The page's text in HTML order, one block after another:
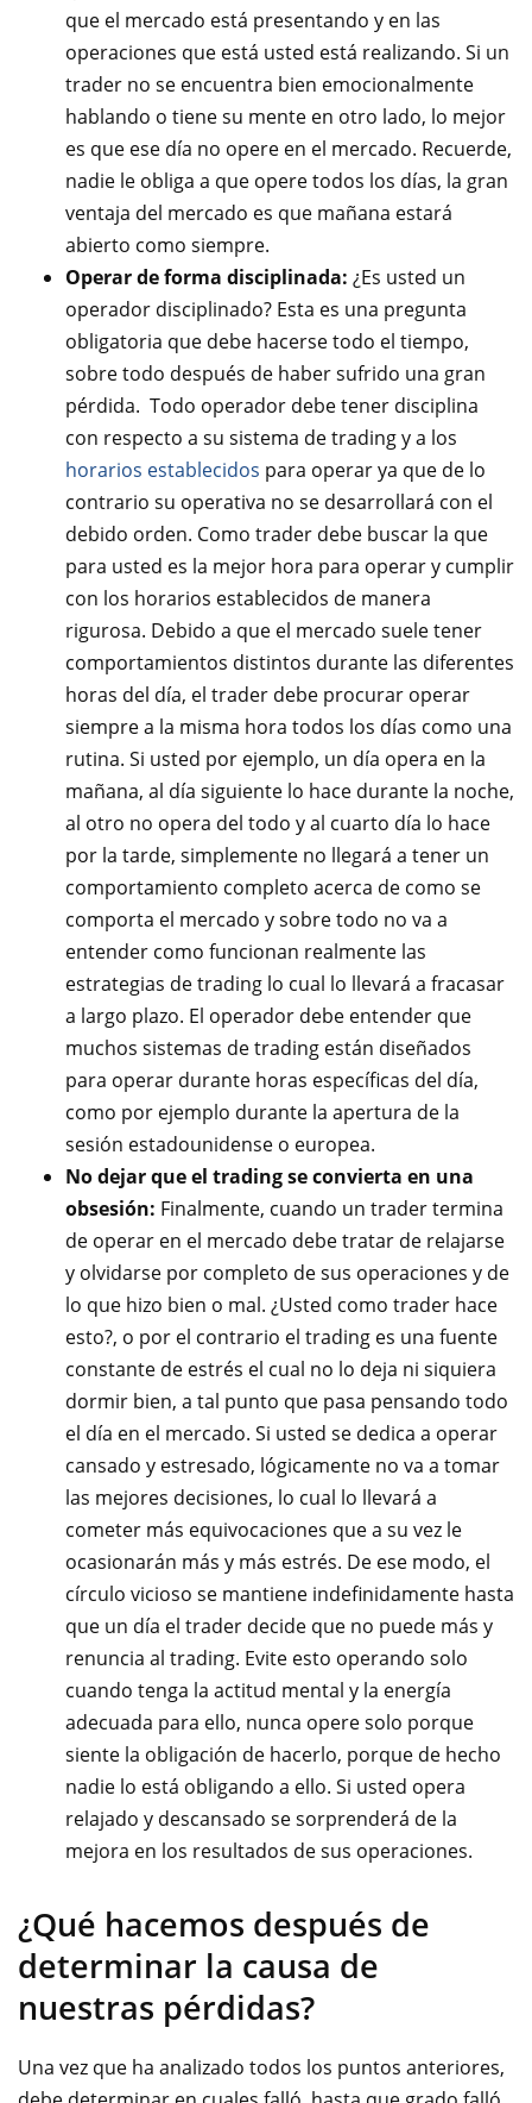
que el mercado está presentando y en las
operaciones que está usted está realizando. Si un
trader no se encuentra bien emocionalmente
hablando o tiene su mente en otro lado, lo mejor
es que ese día no opere en el mercado. Recuerde,
nadie le obliga a que opere todos los días, la gran
ventaja del mercado es que mañana estará
abierto como siempre.
Operar de forma disciplinada: ¿Es usted un
operador disciplinado? Esta es una pregunta
obligatoria que debe hacerse todo el tiempo,
sobre todo después de haber sufrido una gran
pérdida. Todo operador debe tener disciplina
con respecto a su sistema de trading y a los
horarios establecidos para operar ya que de lo
contrario su operativa no se desarrollará con el
debido orden. Como trader debe buscar la que
para usted es la mejor hora para operar y cumplir
con los horarios establecidos de manera
rigurosa. Debido a que el mercado suele tener
comportamientos distintos durante las diferentes
horas del día, el trader debe procurar operar
siempre a la misma hora todos los días como una
rutina. Si usted por ejemplo, un día opera en la
mañana, al día siguiente lo hace durante la noche,
al otro no opera del todo y al cuarto día lo hace
por la tarde, simplemente no llegará a tener un
comportamiento completo acerca de como se
comporta el mercado y sobre todo no va a
entender como funcionan realmente las
estrategias de trading lo cual lo llevará a fracasar
a largo plazo. El operador debe entender que
muchos sistemas de trading están diseñados
para operar durante horas específicas del día,
como por ejemplo durante la apertura de la
sesión estadounidense o europea.
No dejar que el trading se convierta en una
obsesión: Finalmente, cuando un trader termina
de operar en el mercado debe tratar de relajarse
y olvidarse por completo de sus operaciones y de
lo que hizo bien o mal. ¿Usted como trader hace
esto?, o por el contrario el trading es una fuente
constante de estrés el cual no lo deja ni siquiera
dormir bien, a tal punto que pasa pensando todo
el día en el mercado. Si usted se dedica a operar
cansado y estresado, lógicamente no va a tomar
las mejores decisiones, lo cual lo llevará a
cometer más equivocaciones que a su vez le
ocasionarán más y más estrés. De ese modo, el
círculo vicioso se mantiene indefinidamente hasta
que un día el trader decide que no puede más y
renuncia al trading. Evite esto operando solo
cuando tenga la actitud mental y la energía
adecuada para ello, nunca opere solo porque
siente la obligación de hacerlo, porque de hecho
nadie lo está obligando a ello. Si usted opera
relajado y descansado se sorprenderá de la
mejora en los resultados de sus operaciones.
¿Qué hacemos después de
determinar la causa de
nuestras pérdidas?
Una vez que ha analizado todos los puntos anteriores,